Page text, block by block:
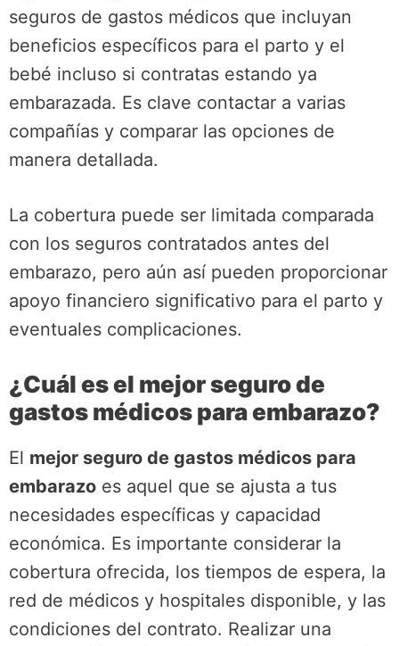
seguros de gastos médicos que incluyan
beneficios específicos para el parto y el
bebé incluso si contratas estando ya
embarazada. Es clave contactar a varias
compañías y comparar las opciones de
manera detallada.
La cobertura puede ser limitada comparada
con los seguros contratados antes del
embarazo, pero aún así pueden proporcionar
apoyo financiero significativo para el parto y
eventuales complicaciones.
¿Cuál es el mejor seguro de
gastos médicos para embarazo?
El mejor seguro de gastos médicos para
embarazo es aquel que se ajusta a tus
necesidades específicas y capacidad
económica. Es importante considerar la
cobertura ofrecida, los tiempos de espera, la
red de médicos y hospitales disponible, y las
condiciones del contrato. Realizar una